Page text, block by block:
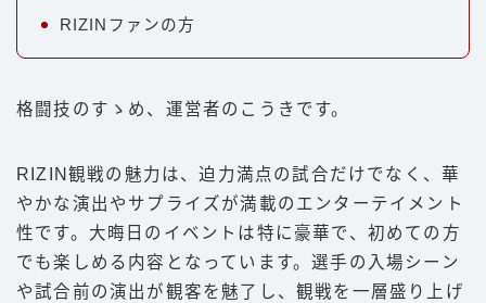
朝倉未来
井上尚弥
武尊
平本蓮
ファイトスタイル
豆知識
RIZINファンの方
格闘技のすゝめ、運営者のこうきです。
RIZIN観戦の魅力は、迫力満点の試合だけでなく、華
やかな演出やサプライズが満載のエンターテイメント
性です。大晦日のイベントは特に豪華で、初めての方
でも楽しめる内容となっています。選手の入場シーン
や試合前の演出が観客を魅了し、観戦を一層盛り上げ